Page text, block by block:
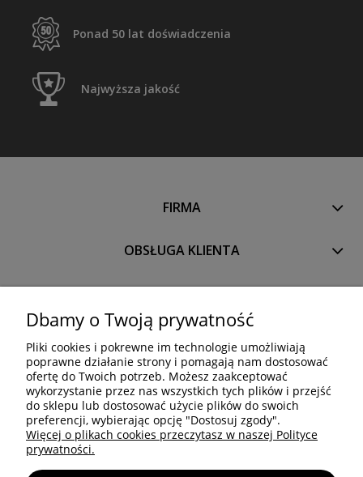
Ponad 50 lat doświadczenia
Najwyższa jakość
FIRMA
OBSŁUGA KLIENTA
OCTANORM SYSTEM Polska Sp. z o.o. Sp. k.
Trakt Brzeski 83
05-077 Warszawa
Tel: +48 22 773 03 50
info@octa.pl
www.octanorm.pl
Dbamy o Twoją prywatność
Pliki cookies i pokrewne im technologie umożliwiają
poprawne działanie strony i pomagają nam dostosować
ofertę do Twoich potrzeb. Możesz zaakceptować
wykorzystanie przez nas wszystkich tych plików i przejść
do sklepu lub dostosować użycie plików do swoich
preferencji, wybierając opcję "Dostosuj zgody".
Więcej o plikach cookies przeczytasz w naszej Polityce
prywatności.